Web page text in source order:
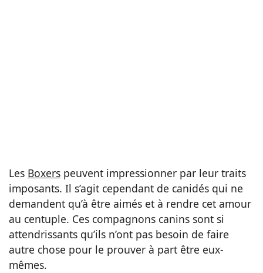
Les Boxers peuvent impressionner par leur traits
imposants. Il s’agit cependant de canidés qui ne
demandent qu’à être aimés et à rendre cet amour
au centuple. Ces compagnons canins sont si
attendrissants qu’ils n’ont pas besoin de faire
autre chose pour le prouver à part être eux-
mêmes.